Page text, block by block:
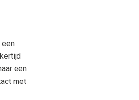
een
een
met